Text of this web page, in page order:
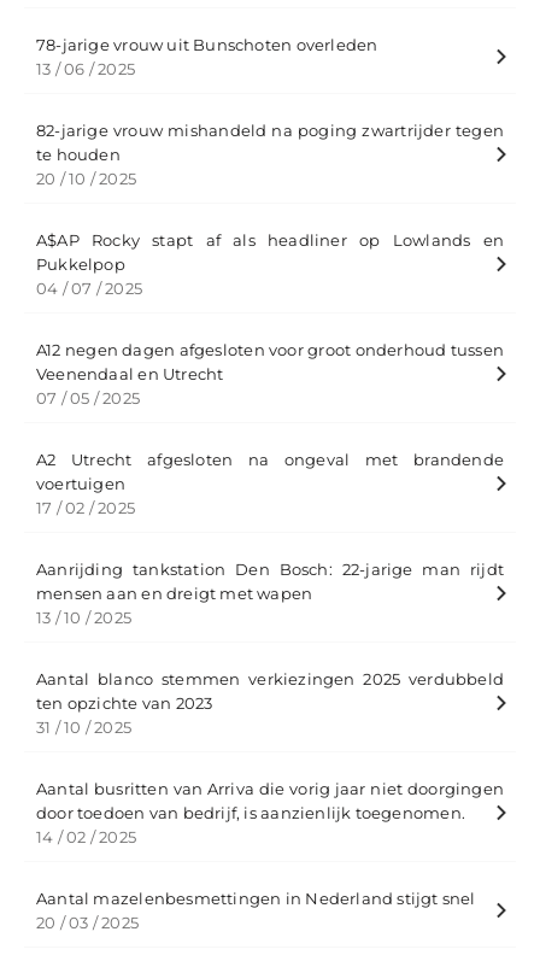
78-jarige vrouw uit Bunschoten overleden
13 / 06 / 2025
82-jarige vrouw mishandeld na poging zwartrijder tegen
te houden
20 / 10 / 2025
A$AP Rocky stapt af als headliner op Lowlands en
Pukkelpop
04 / 07 / 2025
A12 negen dagen afgesloten voor groot onderhoud tussen
Veenendaal en Utrecht
07 / 05 / 2025
A2 Utrecht afgesloten na ongeval met brandende
voertuigen
17 / 02 / 2025
Aanrijding tankstation Den Bosch: 22-jarige man rijdt
mensen aan en dreigt met wapen
13 / 10 / 2025
Aantal blanco stemmen verkiezingen 2025 verdubbeld
ten opzichte van 2023
31 / 10 / 2025
Aantal busritten van Arriva die vorig jaar niet doorgingen
door toedoen van bedrijf, is aanzienlijk toegenomen.
14 / 02 / 2025
Aantal mazelenbesmettingen in Nederland stijgt snel
20 / 03 / 2025